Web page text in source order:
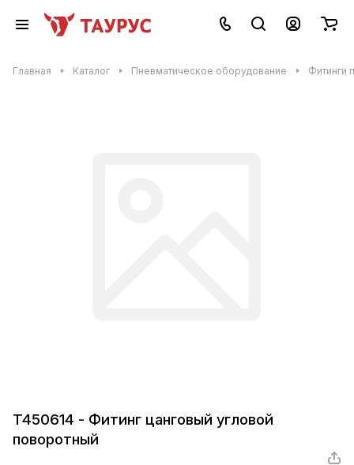
Главная Каталог Пневматическое оборудование Фитинги
T450614 - Фитинг цанговый угловой
поворотный